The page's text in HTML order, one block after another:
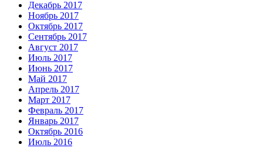
Декабрь 2017
Ноябрь 2017
Октябрь 2017
Сентябрь 2017
Август 2017
Июль 2017
Июнь 2017
Май 2017
Апрель 2017
Март 2017
Февраль 2017
Январь 2017
Октябрь 2016
Июль 2016